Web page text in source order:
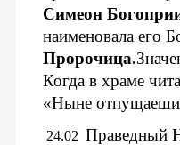
Симеон
наименовала его
Пророчица.
Когда в храме
«Ныне
24.02 Праведный